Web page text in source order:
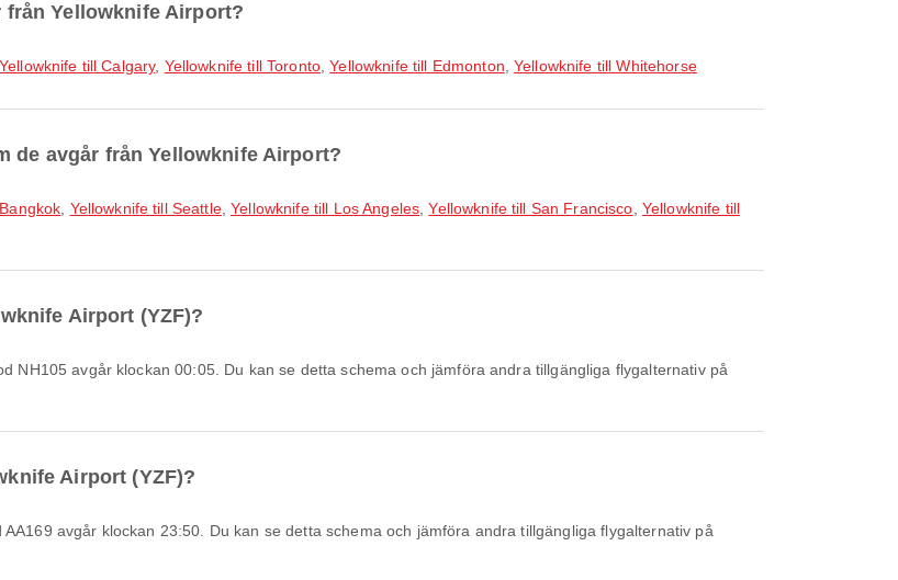
Yellowknife Airport?
Yellowknife till Calgary, Yellowknife till Toronto ,Yellowknife till Edmonton ,Yellowknife till Whitehorse
de avgår från Yellowknife Airport?
Yellowknife till Seattle,Yellowknife till Los Angeles ,Yellowknife till San Francisco Yellowknife till
Airport (YZF)?
Airport (YZF)?